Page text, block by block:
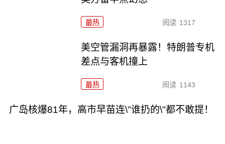
最热 阅读 1317
美空管漏洞再暴露！特朗普专机
差点与客机撞上
最热 阅读 1143
广岛核爆81年，高市早苗连\"谁扔的\"都不敢提！